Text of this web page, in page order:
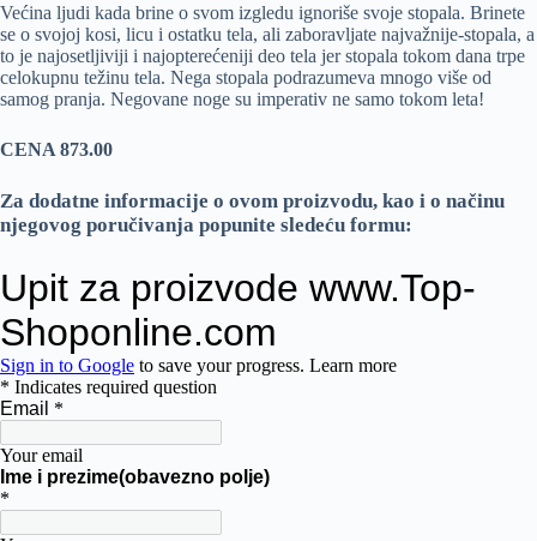
Većina ljudi kada brine o svom izgledu ignoriše svoje stopala. Brinete
se o svojoj kosi, licu i ostatku tela, ali zaboravljate najvažnije-stopala, a
to je najosetljiviji i najopterećeniji deo tela jer stopala tokom dana trpe
celokupnu težinu tela. Nega stopala podrazumeva mnogo više od
samog pranja. Negovane noge su imperativ ne samo tokom leta!
CENA 873.00
Za dodatne informacije o ovom proizvodu, kao i o načinu
njegovog poručivanja popunite sledeću formu: